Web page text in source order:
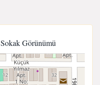
Sokak Görünümü